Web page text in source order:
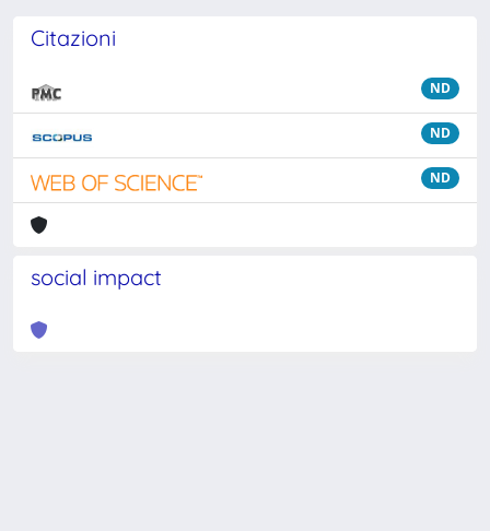
Citazioni
ND
ND
ND
social impact